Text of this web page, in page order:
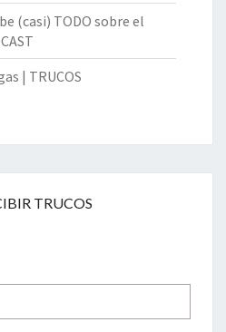
(casi) TODO sobre el
| TRUCOS
TRUCOS